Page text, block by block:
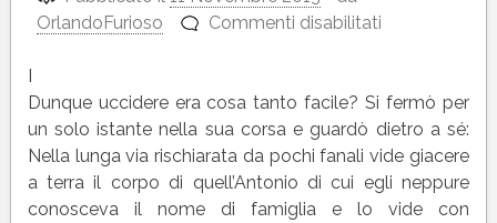
OrlandoFurioso
Commenti disabilitati
VIA
BELPOGGIO
di
Italo
Svevo
I
Dunque uccidere era cosa tanto facile? Si fermò per
un solo istante nella sua corsa e guardò dietro a sé:
Nella lunga via rischiarata da pochi fanali vide giacere
a terra il corpo di quell’Antonio di cui egli neppure
conosceva il nome di famiglia e lo vide con